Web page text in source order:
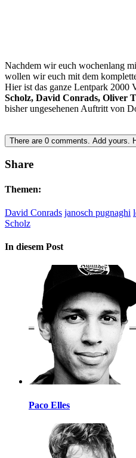
Nachdem wir euch wochenlang
wollen wir euch mit dem
Hier ist das ganze Lentpark 2000
Scholz, David Conrads, Oliver
bisher ungesehenen Auftritt von
There are 0 comments. Add yours.
Share
Themen:
David Conrads janosch pugnaghi
Scholz
In diesem Post
Paco Elles